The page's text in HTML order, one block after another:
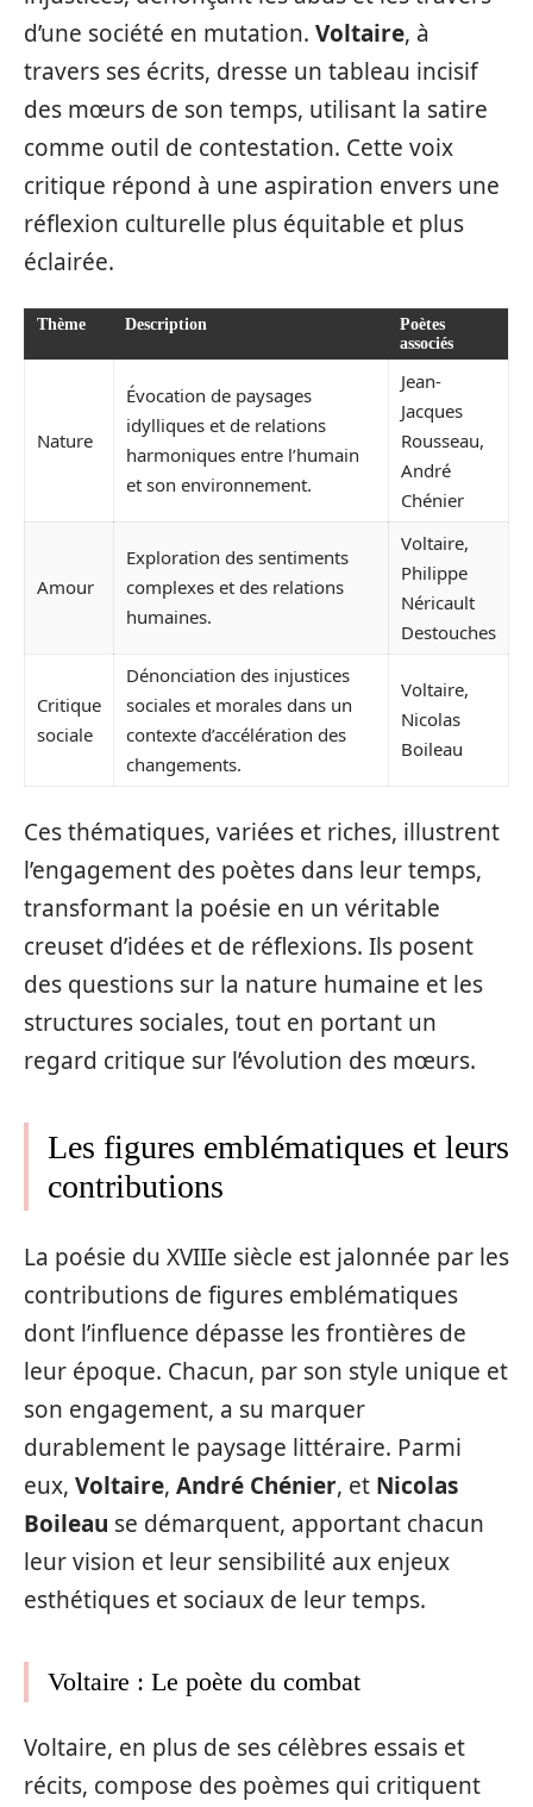
d’une société en mutation. Voltaire, à
travers ses écrits, dresse un tableau incisif
des mœurs de son temps, utilisant la satire
comme outil de contestation. Cette voix
critique répond à une aspiration envers une
réflexion culturelle plus équitable et plus
éclairée.
Thème Description
Poètes
associés
Nature
Évocation de paysages
idylliques et de relations
harmoniques entre l’humain
et son environnement.
Jean-
Jacques
Rousseau,
André
Chénier
Amour
Exploration des sentiments
complexes et des relations
humaines.
Voltaire,
Philippe
Néricault
Destouches
Critique
sociale
Dénonciation des injustices
sociales et morales dans un
contexte d’accélération des
changements.
Voltaire,
Nicolas
Boileau
Ces thématiques, variées et riches, illustrent
l’engagement des poètes dans leur temps,
transformant la poésie en un véritable
creuset d’idées et de réflexions. Ils posent
des questions sur la nature humaine et les
structures sociales, tout en portant un
regard critique sur l’évolution des mœurs.
Les figures emblématiques et leurs
contributions
La poésie du XVIIIe siècle est jalonnée par les
contributions de figures emblématiques
dont l’influence dépasse les frontières de
leur époque. Chacun, par son style unique et
son engagement, a su marquer
durablement le paysage littéraire. Parmi
eux, Voltaire, André Chénier, et Nicolas
Boileau se démarquent, apportant chacun
leur vision et leur sensibilité aux enjeux
esthétiques et sociaux de leur temps.
Voltaire : Le poète du combat
Voltaire, en plus de ses célèbres essais et
récits, compose des poèmes qui critiquent